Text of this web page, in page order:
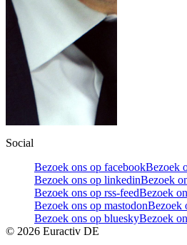
Social
Bezoek ons op facebookBezoek
Bezoek ons op linkedinBezoek
Bezoek ons op rss-feedBezoek
Bezoek ons op mastodonBezoek
Bezoek ons op blueskyBezoek
© 2026 Euractiv DE